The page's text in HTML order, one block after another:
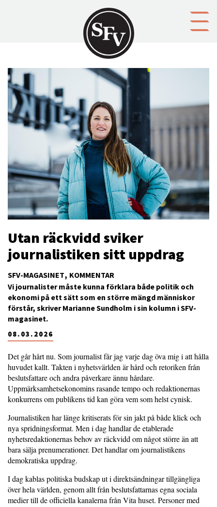
SFV-MAGASINET KOMMENTAR
Utan räckvidd sviker
journalistiken sitt uppdrag
08.03.2026
Vi journalister måste kunna förklara både politik och
ekonomi på ett sätt som en större mängd människor
förstår, skriver Marianne Sundholm i sin kolumn i SFV-
magasinet.
Det går hårt nu. Som journalist får jag varje dag öva mig i att hålla
huvudet kallt. Takten i nyhetsvärlden är hård och retoriken från
beslutsfattare och andra påverkare ännu hårdare.
Uppmärksamhetsekonomins rasande tempo och redaktionernas
konkurrens om publikens tid kan göra vem som helst cynisk.
Journalistiken har länge kritiserats för sin jakt på både klick och
nya spridningsformat. Men i dag handlar de etablerade
nyhetsredaktionernas behov av räckvidd om något större än att
bara sälja prenumerationer. Det handlar om journalistikens
demokratiska uppdrag.
I dag kablas politiska budskap ut i direktsändningar tillgängliga
över hela världen, genom allt från beslutsfattarnas egna sociala
medier till de officiella kanalerna från Vita huset. Personer med